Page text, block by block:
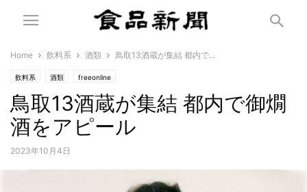
Home 飲料系 酒類 鳥取13酒蔵が集結 都内で...
飲料系 酒類 freeonline
鳥取13酒蔵が集結 都内で御燗
酒をアピール
2023年10月4日